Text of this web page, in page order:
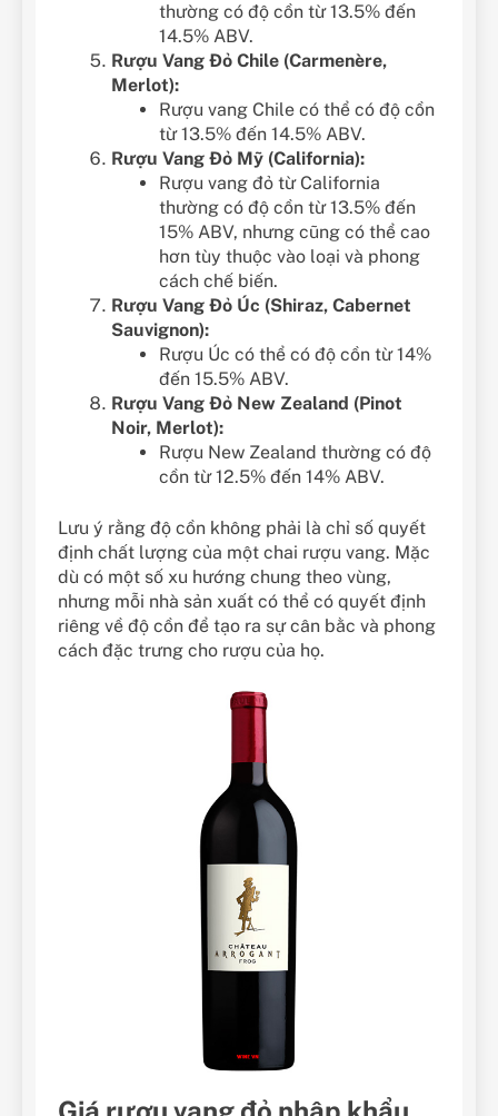
thường có độ cồn từ 13.5% đến
14.5% ABV.
Rượu Vang Đỏ Chile (Carmenère,
Merlot):
Rượu vang Chile có thể có độ cồn
từ 13.5% đến 14.5% ABV.
Rượu Vang Đỏ Mỹ (California):
Rượu vang đỏ từ California
thường có độ cồn từ 13.5% đến
15% ABV, nhưng cũng có thể cao
hơn tùy thuộc vào loại và phong
cách chế biến.
Rượu Vang Đỏ Úc (Shiraz, Cabernet
Sauvignon):
Rượu Úc có thể có độ cồn từ 14%
đến 15.5% ABV.
Rượu Vang Đỏ New Zealand (Pinot
Noir, Merlot):
Rượu New Zealand thường có độ
cồn từ 12.5% đến 14% ABV.
Lưu ý rằng độ cồn không phải là chỉ số quyết
định chất lượng của một chai rượu vang. Mặc
dù có một số xu hướng chung theo vùng,
nhưng mỗi nhà sản xuất có thể có quyết định
riêng về độ cồn để tạo ra sự cân bằc và phong
cách đặc trưng cho rượu của họ.